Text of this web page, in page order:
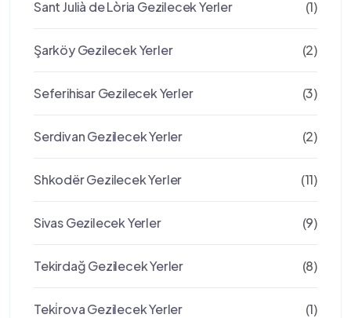
Sant Julià de Lòria Gezilecek Yerler (1)
Şarköy Gezilecek Yerler (2)
Seferihisar Gezilecek Yerler (3)
Serdivan Gezilecek Yerler (2)
Shkodër Gezilecek Yerler (11)
Sivas Gezilecek Yerler (9)
Tekirdağ Gezilecek Yerler (8)
Teki̇rova Gezilecek Yerler (1)